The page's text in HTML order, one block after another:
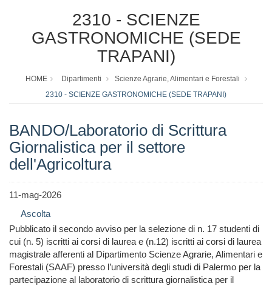
2310 - SCIENZE
GASTRONOMICHE (SEDE
TRAPANI)
HOME Dipartimenti
Scienze Agrarie, Alimentari e Forestali
2310 - SCIENZE GASTRONOMICHE (SEDE TRAPANI)
BANDO/Laboratorio di Scrittura
Giornalistica per il settore
dell'Agricoltura
11-mag-2026
Ascolta
Pubblicato il secondo avviso per la selezione di n. 17 studenti di
cui (n. 5) iscritti ai corsi di laurea e (n.12) iscritti ai corsi di laurea
magistrale afferenti al Dipartimento Scienze Agrarie, Alimentari e
Forestali (SAAF) presso l’università degli studi di Palermo per la
partecipazione al laboratorio di scrittura giornalistica per il